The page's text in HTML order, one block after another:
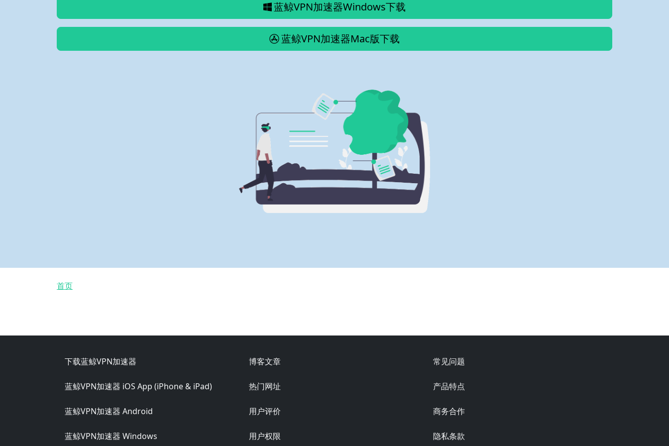
蓝鲸VPN加速器Windows下载
蓝鲸VPN加速器Mac版下载
面包屑
首页
Footer
下载蓝鲸VPN加速器 博客文章 常见问题
蓝鲸VPN加速器 iOS App (iPhone & iPad) 热门网址 产品特点
蓝鲸VPN加速器 Android 用户评价 商务合作
蓝鲸VPN加速器 Windows 用户权限 隐私条款